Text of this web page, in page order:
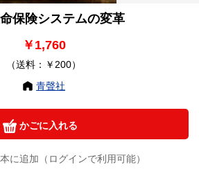
保険システムの変革
￥1,760
（送料：￥200）
青聲社
かごに入れる
に追加（ログインで利用可能）